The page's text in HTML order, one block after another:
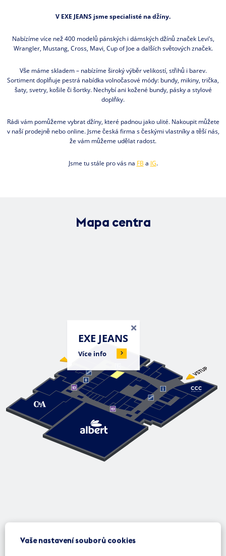
V EXE JEANS jsme specialisté na džíny.
Nabízíme více než 400 modelů pánských i dámských džínů značek Levi’s,
Wrangler, Mustang, Cross, Mavi, Cup of Joe a dalších světových značek.
Vše máme skladem – nabízíme široký výběr velikostí, střihů i barev.
Sortiment doplňuje pestrá nabídka volnočasové módy: bundy, mikiny, trička,
šaty, svetry, košile či šortky. Nechybí ani kožené bundy, pásky a stylové
doplňky.
Rádi vám pomůžeme vybrat džíny, které padnou jako ulité. Nakoupit můžete
v naší prodejně nebo online. Jsme česká firma s českými vlastníky a těší nás,
že vám můžeme udělat radost.
Jsme tu stále pro vás na FB a IG.
Mapa centra
EXE JEANS
Více info
Vaše nastavení souborů cookies